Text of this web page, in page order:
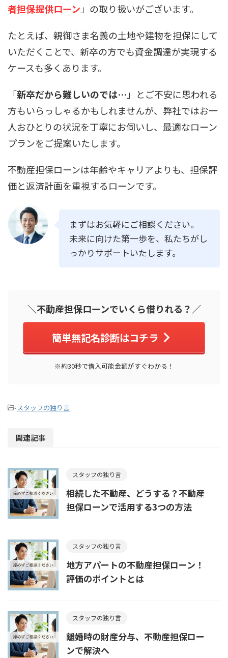
者担保提供ローン」の取り扱いがございます。
たとえば、親御さま名義の土地や建物を担保にして
いただくことで、新卒の方でも資金調達が実現する
ケースも多くあります。
「新卒だから難しいのでは…」とご不安に思われる
方もいらっしゃるかもしれませんが、弊社ではお一
人おひとりの状況を丁寧にお伺いし、最適なローン
プランをご提案いたします。
不動産担保ローンは年齢やキャリアよりも、担保評
価と返済計画を重視するローンです。
まずはお気軽にご相談ください。
未来に向けた第一歩を、私たちがし
っかりサポートいたします。
＼不動産担保ローンでいくら借りれる？／
簡単無記名診断はコチラ
※約30秒で借入可能金額がすぐわかる！
-スタッフの独り言
関連記事
スタッフの独り言
相続した不動産、どうする？不動産
担保ローンで活用する3つの方法
スタッフの独り言
地方アパートの不動産担保ローン！
評価のポイントとは
スタッフの独り言
離婚時の財産分与、不動産担保ロー
ンで解決へ